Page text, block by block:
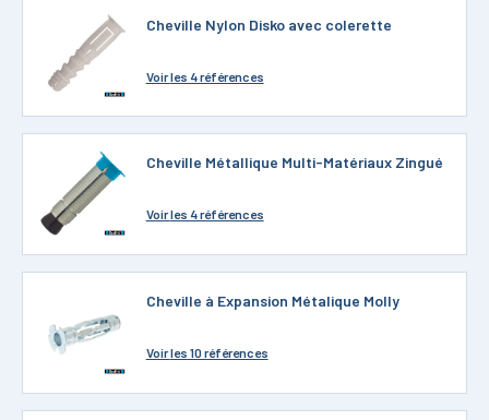
Cheville Nylon Disko avec colerette
Voirles 4 références
Cheville Métallique Multi-Matériaux Zingué
Voirles 4 références
Cheville à Expansion Métalique Molly
Voirles 10 références